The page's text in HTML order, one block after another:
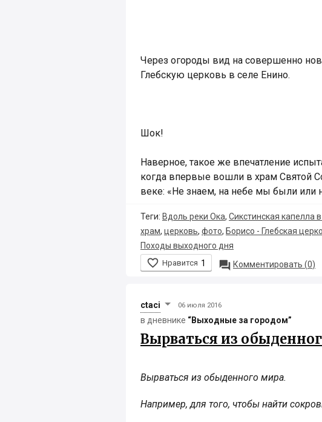
Через огороды вид на совершенно
Глебскую церковь в селе Енино.
Шок!
Наверное, такое же впечатление
когда впервые вошли в храм Святой
веке: «Не знаем, на небе мы были или
Теги: Вдоль реки Ока, Сикстинская капелла
храм, церковь, фото, Борисо - Глебская
Походы выходного дня
 Нравится 1  Комментировать (0)
ctaci 06 июля 2016
в дневнике “Выходные за городом”
Вырваться из
Вырваться из обыденного мира.
Например, для того, чтобы найти